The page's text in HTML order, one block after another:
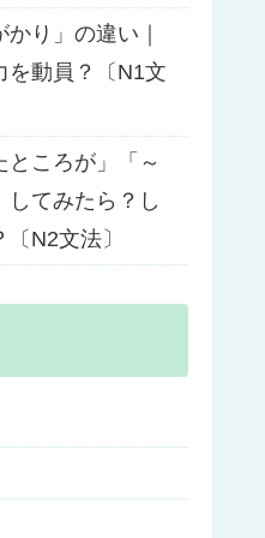
かり」の違い｜
を動員？〔N1文
ところが」「～
してみたら？し
N2文法〕